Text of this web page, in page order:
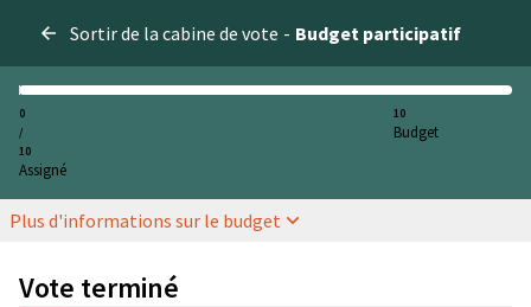
Sortir de la cabine de vote - Budget participatif
0
/
10
Assigné
10
Budget
Plus d'informations sur le budget
Vote terminé